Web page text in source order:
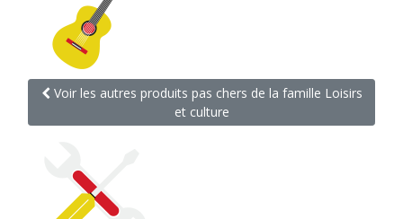
Voir les autres produits pas chers de la famille Loisirs
et culture